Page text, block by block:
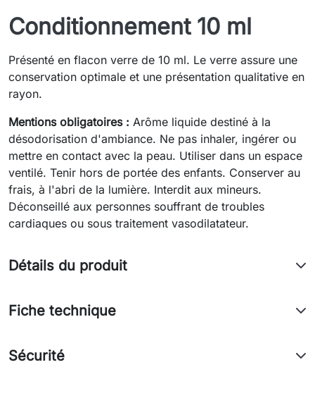
Conditionnement 10 ml
Présenté en flacon verre de 10 ml. Le verre assure une
conservation optimale et une présentation qualitative en
rayon.
Mentions obligatoires : Arôme liquide destiné à la
désodorisation d'ambiance. Ne pas inhaler, ingérer ou
mettre en contact avec la peau. Utiliser dans un espace
ventilé. Tenir hors de portée des enfants. Conserver au
frais, à l'abri de la lumière. Interdit aux mineurs.
Déconseillé aux personnes souffrant de troubles
cardiaques ou sous traitement vasodilatateur.
Détails du produit
Fiche technique
Sécurité